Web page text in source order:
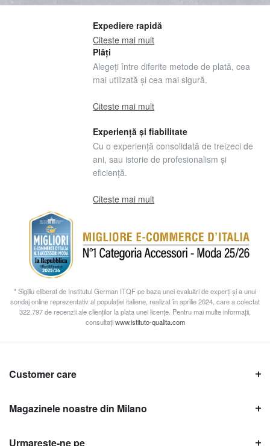
Expediere rapidă
Citeste mai mult
Plăți
Alegeți între diferite metode de plată, cea
mai utilizată și cea mai sigură.
Citeste mai mult
Experiență și fiabilitate
Cu o experiență consolidată de treizeci de
ani, sau istorie de profesionalism și
eficiență.
Citeste mai mult
* Sigiliu eliberat de Institutul German ITQF pe baza unei evaluări de experți și a unui
sondaj online reprezentativ al populației italiene, realizat în aprilie 2024, care a colectat
322.797 de recenzii ale clienților la plata unei licențe. Pentru mai multe informații,
consultațiwww.istituto-qualita.com
Customer care
Magazinele noastre din Milano
Urmareste-ne pe